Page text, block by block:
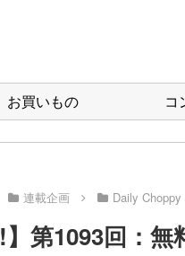
お買いもの コ
連載企画 Daily Choppy
第1093回：無